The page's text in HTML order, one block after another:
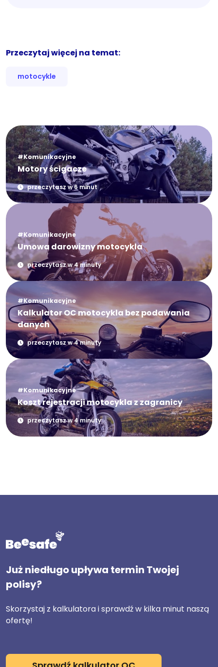
Przeczytaj więcej na temat:
motocykle
#Komunikacyjne
Motory ścigacze
przeczytasz w 6 minut
#Komunikacyjne
Umowa darowizny motocykla
przeczytasz w 4 minuty
#Komunikacyjne
Kalkulator OC motocykla bez podawania
danych
przeczytasz w 4 minuty
#Komunikacyjne
Koszt rejestracji motocykla z zagranicy
przeczytasz w 4 minuty
Już niedługo upływa termin Twojej
polisy?
Skorzystaj z kalkulatora i sprawdź w kilka minut naszą
ofertę!